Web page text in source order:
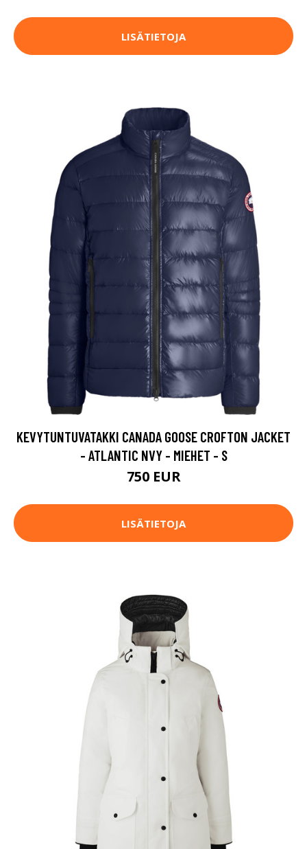
LISÄTIETOJA
KEVYTUNTUVATAKKI CANADA GOOSE CROFTON JACKET
- ATLANTIC NVY - MIEHET - S
750 EUR
LISÄTIETOJA